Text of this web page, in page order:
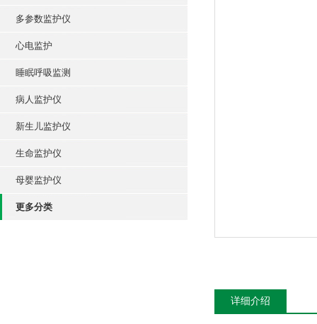
多参数监护仪
心电监护
睡眠呼吸监测
病人监护仪
新生儿监护仪
生命监护仪
母婴监护仪
更多分类
详细介绍